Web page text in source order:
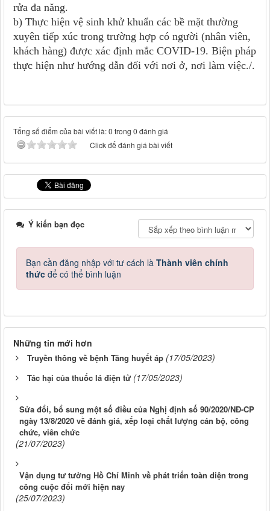
rửa đa năng.
b) Thực hiện vệ sinh khử khuẩn các bề mặt thường
xuyên tiếp xúc trong trường hợp có người (nhân viên,
khách hàng) được xác định mắc COVID-19. Biện pháp
thực hiện như hướng dẫn đối với nơi ở, nơi làm việc./.
Tổng số điểm của bài viết là: 0 trong 0 đánh giá
Click để đánh giá bài viết
Ý kiến bạn đọc
Bạn cần đăng nhập với tư cách là Thành viên chính
thức để có thể bình luận
Những tin mới hơn
Truyền thông về bệnh Tăng huyết áp (17/05/2023)
Tác hại của thuốc lá điện tử (17/05/2023)
Sửa đổi, bổ sung một số điều của Nghị định số 90/2020/NĐ-CP
ngày 13/8/2020 về đánh giá, xếp loại chất lượng cán bộ, công
chức, viên chức
(21/07/2023)
Vận dụng tư tưởng Hồ Chí Minh về phát triển toàn diện trong
công cuộc đổi mới hiện nay
(25/07/2023)